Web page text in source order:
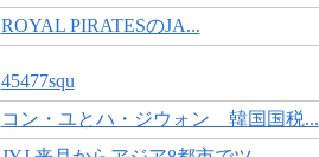
ROYAL PIRATESのJA...
45477squ
コン・ユとハ・ジウォン 韓国国税...